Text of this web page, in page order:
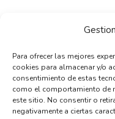
Para ofrecer las mejores
cookies para almacenar y/o
consentimiento de estas
como el comportamiento de
este sitio. No consentir o
negativamente a ciertas